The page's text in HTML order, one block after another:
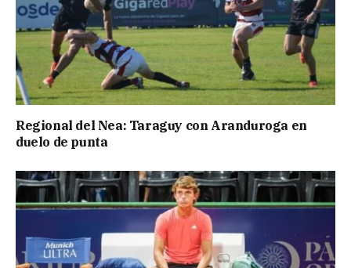
Regional del Nea: Taraguy con Aranduroga en
duelo de punta